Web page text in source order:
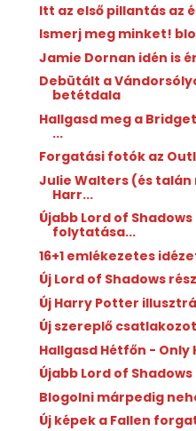
Itt az első pillantás az
Ismerj meg minket!
Jamie Dornan idén is
Debütált a
betétdala
Hallgasd meg a
...
Forgatási fotók az
Julie Walters (és talán
Harr...
Újabb Lord of
folytatása...
16+1 emlékezetes
Új Lord of Shadows
Új Harry Potter
Új szereplő
Hallgasd Hétfőn - Only
Újabb Lord of
Blogolni márpedig
Új képek a Fallen